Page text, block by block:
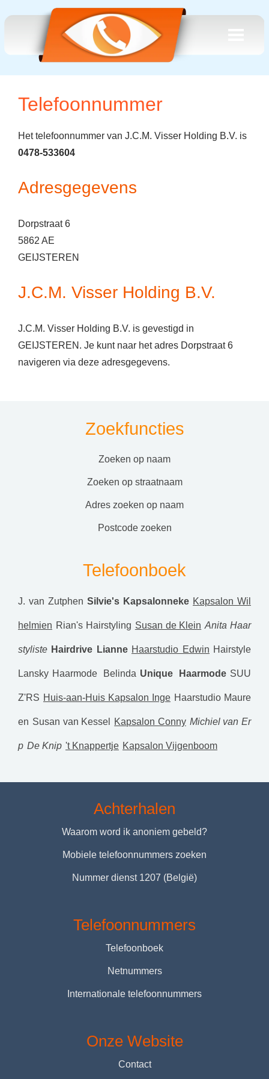
Telefoonnummer
Het telefoonnummer van J.C.M. Visser Holding B.V. is
0478-533604
Adresgegevens
Dorpstraat 6
5862 AE
GEIJSTEREN
J.C.M. Visser Holding B.V.
J.C.M. Visser Holding B.V. is gevestigd in
GEIJSTEREN. Je kunt naar het adres Dorpstraat 6
navigeren via deze adresgegevens.
Zoekfuncties
zoeken op naam
zoeken op straatnaam
adres zoeken op naam
postcode zoeken
Telefoonboek
J. van Zutphen Silvie's Kapsalonneke Kapsalon Wil
helmien Rian's Hairstyling Susan de Klein Anita Haar
styliste Hairdrive Lianne Haarstudio Edwin Hairstyle
Lansky Haarmode Belinda Unique Haarmode SUU
Z'RS Huis-aan-Huis Kapsalon Inge Haarstudio Maure
en Susan van Kessel Kapsalon Conny Michiel van Er
p De Knip 't Knappertje Kapsalon Vijgenboom
Achterhalen
Waarom word ik anoniem gebeld?
Mobiele telefoonnummers zoeken
Nummer dienst 1207 (België)
Telefoonnummers
Telefoonboek
Netnummers
Internationale telefoonnummers
Onze Website
Contact